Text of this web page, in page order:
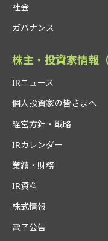
社会
ガバナンス
株主・投資家情報（
IRニュース
個人投資家の皆さまへ
経営方針・戦略
IRカレンダー
業績・財務
IR資料
株式情報
電子公告